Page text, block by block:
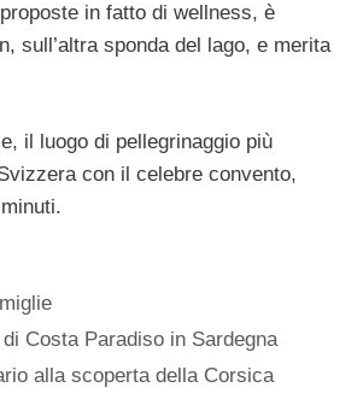
in fatto di wellness, è
sull’altra sponda del lago, e merita
il luogo di pellegrinaggio più
con il celebre convento,
Costa Paradiso in Sardegna
alla scoperta della Corsica